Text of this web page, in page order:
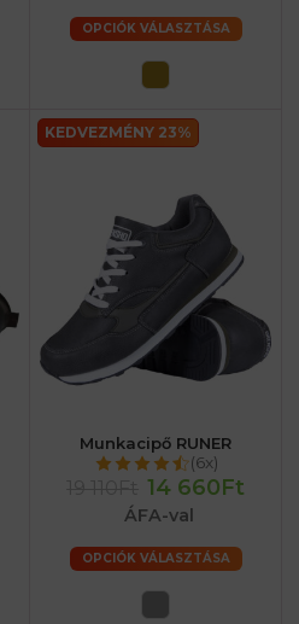
OPCIÓK VÁLASZTÁSA
KEDVEZMÉNY 23%
Munkacipő RUNER
(6x)
14 660Ft
ÁFA-val
OPCIÓK VÁLASZTÁSA